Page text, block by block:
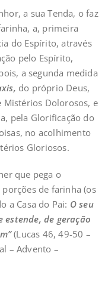
a sua Tenda, o faz
a, primeira
do Espírito, através
pelo Espírito,
a segunda medida
do próprio Deus,
Mistérios Dolorosos, e
pela Glorificação do
no acolhimento
Gloriosos.
que pega o
de farinha (os
a Casa do Pai: O seu
estende, de geração
(Lucas 46, 49-50 –
– Advento –